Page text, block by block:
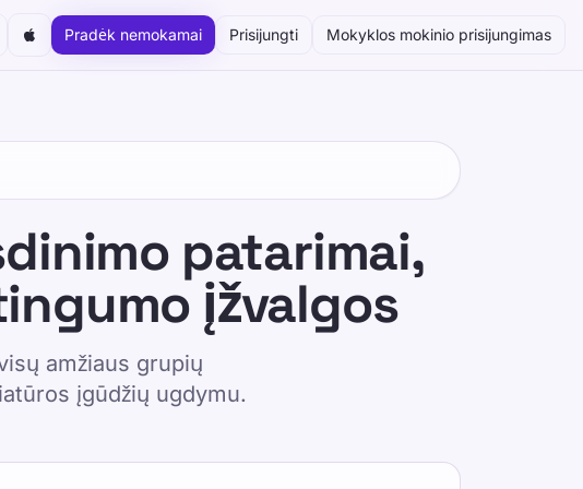
Pradėk nemokamai Prisijungti Mokyklos mokinio prisijungimas
patarimai,
įžvalgos
amžiaus grupių
įgūdžių ugdymu.